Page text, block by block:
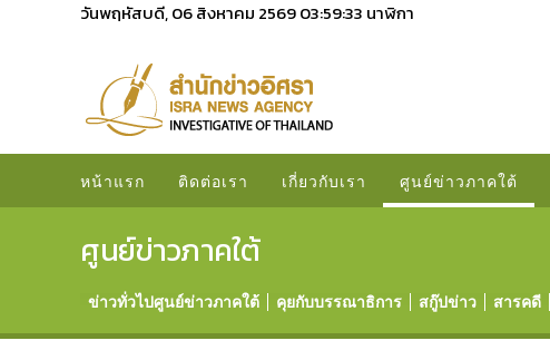
วันพฤหัสบดี, 06 สิงหาคม 256903:59:34 นาฬิกา
หน้าแรก ติดต่อเรา เกี่ยวกับเรา ศูนย์ข่าวภาคใต้
ศูนย์ข่าวภาคใต้
ข่าวทั่วไปศูนย์ข่าวภาคใต้ คุยกับบรรณาธิการ สกู๊ปข่าว สารคดี